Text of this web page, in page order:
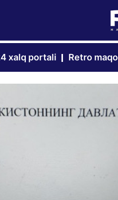
xalq portali Retro